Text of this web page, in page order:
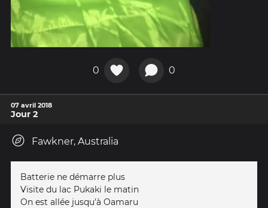
0 0
07 avril 2018
Jour 2
Fawkner, Australia
Batterie ne démarre plus
Visite du lac Pukaki le matin
On est allée jusqu'à Oamaru